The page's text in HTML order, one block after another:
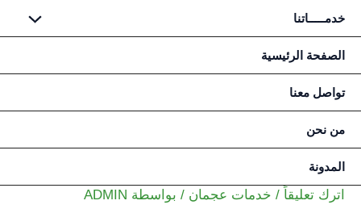
تخطي
إلى
المحتوى
خدمـــــاتنا
الصفحة الرئيسية
تواصل معنا
من نحن
المدونة
اترك تعليقاً / خدمات عجمان / بواسطة ADMIN